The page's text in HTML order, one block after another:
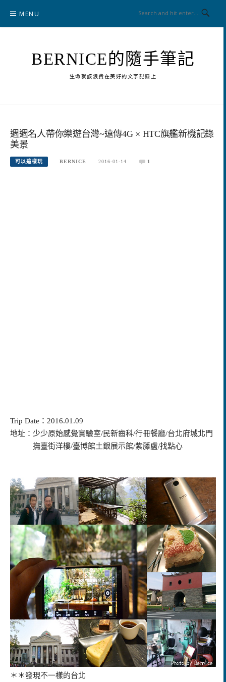
content
MENU
BERNICE的隨手筆記
生命就該浪費在美好的文字記錄上
週週名人帶你樂遊台灣~遠傳4G × HTC旗艦新機記錄
美景
可以這樣玩 BERNICE 2016-01-14 1
Trip Date：2016.01.09
地址：少少原始感覺實驗室/民新齒科/行冊餐廳/台北府城北門
撫臺街洋樓/臺博館土銀展示館/紫藤盧/找點心
＊＊發現不一樣的台北